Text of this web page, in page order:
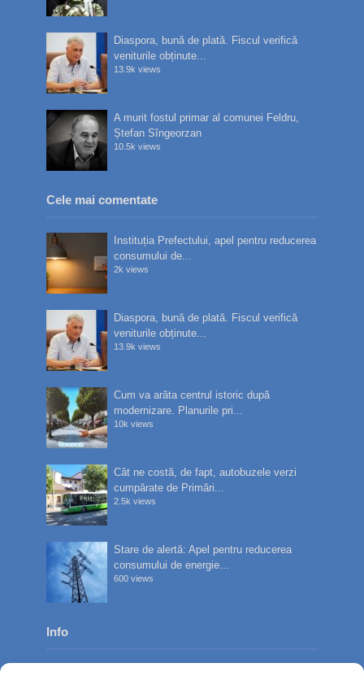
Diaspora, bună de plată. Fiscul verifică
veniturile obținute...
13.9k views
A murit fostul primar al comunei Feldru,
Ștefan Sîngeorzan
10.5k views
Cele mai comentate
Instituția Prefectului, apel pentru reducerea
consumului de...
2k views
Diaspora, bună de plată. Fiscul verifică
veniturile obținute...
13.9k views
Cum va arăta centrul istoric după
modernizare. Planurile pri...
10k views
Cât ne costă, de fapt, autobuzele verzi
cumpărate de Primări...
2.5k views
Stare de alertă: Apel pentru reducerea
consumului de energie...
600 views
Info